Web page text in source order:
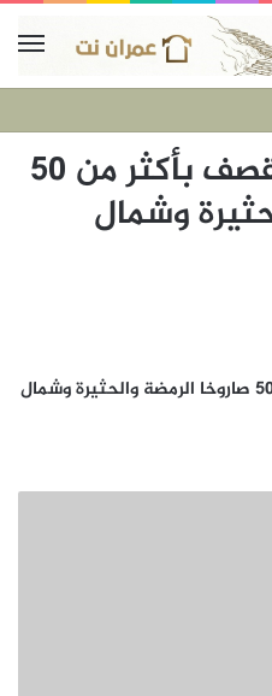
طيران الأباتشي تقصف بأكثر من 50
وشمال
طيران الأباتشي تقصف بأكثر من 50 صاروخا الرمضة والحثيرة وشمال